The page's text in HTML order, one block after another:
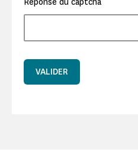
VALIDER